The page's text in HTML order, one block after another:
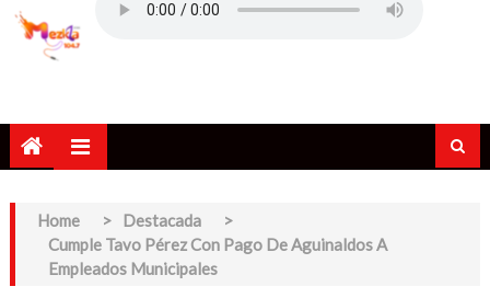
Home > Destacada
>
Cumple Tavo Pérez Con Pago De Aguinaldos A
Empleados Municipales